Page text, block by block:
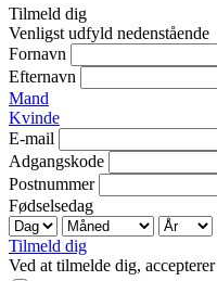
Tilmeld dig
Venligst udfyld nedenstående
Fornavn
Efternavn
Mand
Kvinde
E-mail
Adgangskode
Postnummer
Fødselsedag
Tilmeld dig
Ved at tilmelde dig,